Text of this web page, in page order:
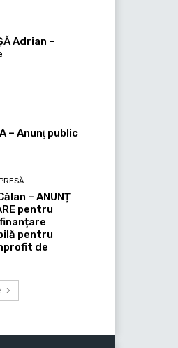
Adrian –
– Anunţ public
– ANUNȚ
pentru
pentru
de